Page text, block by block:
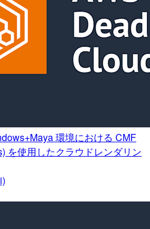
環境における CMF
を使用したクラウドレンダリン